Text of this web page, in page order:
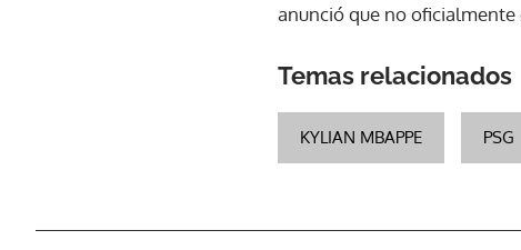
anunció que no oficialmente
Temas relacionados
KYLIAN MBAPPE PSG